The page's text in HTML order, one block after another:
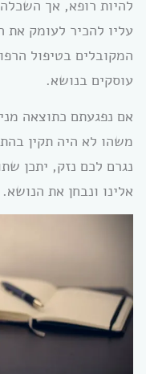
להיות רופא, אך
עליו להכיר לעומק את
המקובלים בטיפול
עוסקים בנושא.
אם נפגעתם כתוצאה
משהו לא היה תקין
נגרם לכם נזק, יתכן
אלינו ונבחן את הנושא.